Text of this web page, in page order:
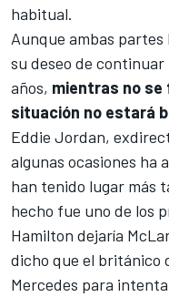
habitual.
Aunque ambas
su deseo de
años, mientras no se
situación no estará
Eddie Jordan,
algunas ocasiones ha
han tenido lugar más
hecho fue uno de los
Hamilton dejaría
dicho que el británico
Mercedes para